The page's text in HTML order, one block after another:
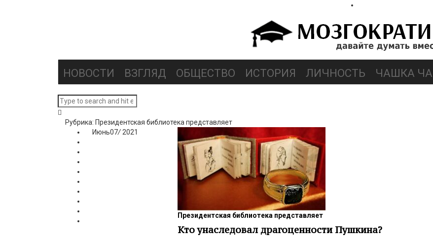
НОВОСТИ ВЗГЛЯД ОБЩЕСТВО ИСТОРИЯ ЛИЧНОСТЬ ЧАШКА
Рубрика: Президентская библиотека представляет
Июнь07/ 2021
Президентская библиотека представляет
Кто унаследовал драгоценности Пушкина?